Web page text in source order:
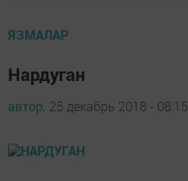
ЯЗМАЛАР
Нардуган
автор, 25 декабрь 2018 - 08:15